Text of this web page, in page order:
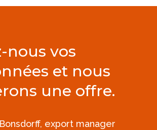
nous vos
et nous
une offre.
export manager